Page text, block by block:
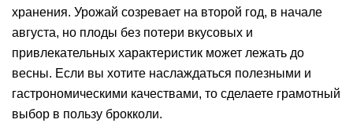
хранения. Урожай созревает на второй год, в начале
августа, но плоды без потери вкусовых и
привлекательных характеристик может лежать до
весны. Если вы хотите наслаждаться полезными и
гастрономическими качествами, то сделаете грамотный
выбор в пользу брокколи.